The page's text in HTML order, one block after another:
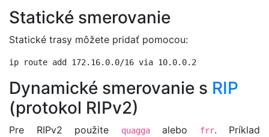
Statické smerovanie
Statické trasy môžete pridať pomocou:
Dynamické smerovanie s RIP
(protokol RIPv2)
Pre RIPv2 použite quaggaalebo frr. Príklad